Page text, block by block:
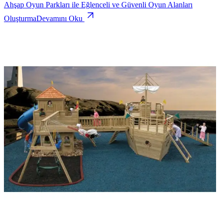
Ahşap Oyun Parkları ile Eğlenceli ve Güvenli Oyun Alanları
OluşturmaDevamını Oku